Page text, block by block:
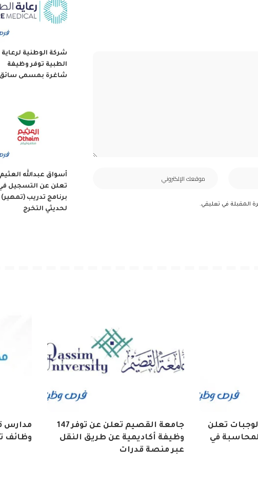
المقبلة في تعليقي.
شركة الوطنية لرعاية
الطبية توفر وظيفة
شاغرة بمسمى سائق
أسواق عبدالله العثيم
تعلن عن التسجيل
برنامج تدريب (تمهير)
لحديثي التخرج
تعلن
في
جامعة القصيم تعلن عن توفر 147
وظيفة أكاديمية عن طريق النقل
عبر منصة قدرات
مدارس
وظائف